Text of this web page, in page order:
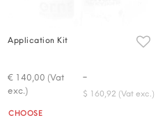
Application Kit
€ 140,00 (Vat
exc.)
-
$ 160,92 (Vat exc.)
Quantity
CHOOSE